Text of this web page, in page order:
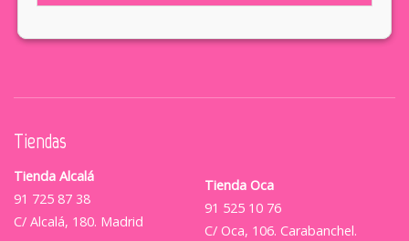
Tiendas
Tienda Alcalá
91 725 87 38
C/ Alcalá, 180. Madrid
Tienda Oca
91 525 10 76
C/ Oca, 106. Carabanchel.